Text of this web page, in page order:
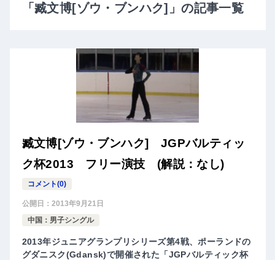
「臧文博[ゾウ・ブンハク]」の記事一覧
臧文博[ゾウ・ブンハク] JGPバルティッ
ク杯2013 フリー演技 (解説：なし)
コメント(0)
公開日： 2013年9月21日
中国：男子シングル
2013年ジュニアグランプリシリーズ第4戦、ポーランドの
グダニスク(Gdansk)で開催された「JGPバルティック杯